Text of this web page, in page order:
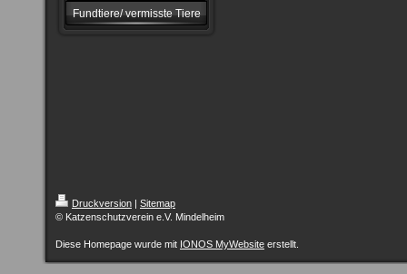
Fundtiere/ vermisste Tiere
Druckversion | Sitemap
© Katzenschutzverein e.V. Mindelheim
Diese Homepage wurde mit IONOS MyWebsite erstellt.